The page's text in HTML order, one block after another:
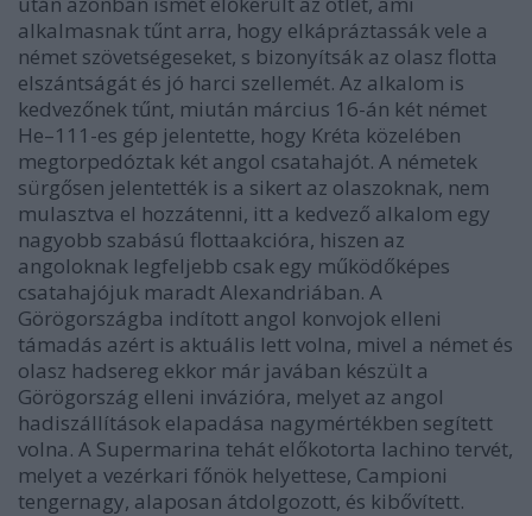
alkalmasnak tűnt arra, hogy elkápráztassák vele a
német szövetségeseket, s bizonyítsák az olasz flotta
elszántságát és jó harci szellemét. Az alkalom is
kedvezőnek tűnt, miután március 16-án két német
He–111-es gép jelentette, hogy Kréta közelében
megtorpedóztak két angol csatahajót. A németek
sürgősen jelentették is a sikert az olaszoknak, nem
mulasztva el hozzátenni, itt a kedvező alkalom egy
nagyobb szabású flottaakcióra, hiszen az
angoloknak legfeljebb csak egy működőképes
csatahajójuk maradt Alexandriában. A
Görögországba indított angol konvojok elleni
támadás azért is aktuális lett volna, mivel a német és
olasz hadsereg ekkor már javában készült a
Görögország elleni invázióra, melyet az angol
hadiszállítások elapadása nagymértékben segített
volna. A Supermarina tehát előkotorta Iachino tervét,
melyet a vezérkari főnök helyettese, Campioni
tengernagy, alaposan átdolgozott, és kibővített.